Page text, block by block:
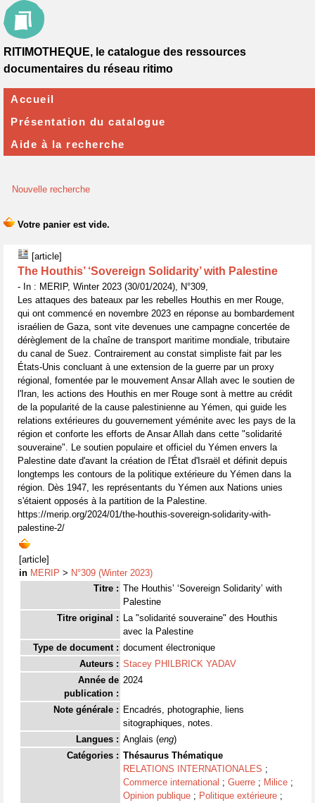
Nouvelle recherche
[article]
The Houthis’ ‘Sovereign Solidarity’ with Palestine
- In : MERIP, Winter 2023 (30/01/2024), N°309,
Les attaques des bateaux par les rebelles Houthis en mer Rouge,
qui ont commencé en novembre 2023 en réponse au bombardement
israélien de Gaza, sont vite devenues une campagne concertée de
dérèglement de la chaîne de transport maritime mondiale, tributaire
du canal de Suez. Contrairement au constat simpliste fait par les
États-Unis concluant à une extension de la guerre par un proxy
régional, fomentée par le mouvement Ansar Allah avec le soutien de
l'Iran, les actions des Houthis en mer Rouge sont à mettre au crédit
de la popularité de la cause palestinienne au Yémen, qui guide les
relations extérieures du gouvernement yéménite avec les pays de la
région et conforte les efforts de Ansar Allah dans cette "solidarité
souveraine". Le soutien populaire et officiel du Yémen envers la
Palestine date d'avant la création de l'État d'Israël et définit depuis
longtemps les contours de la politique extérieure du Yémen dans la
région. Dès 1947, les représentants du Yémen aux Nations unies
s'étaient opposés à la partition de la Palestine.
https://merip.org/2024/01/the-houthis-sovereign-solidarity-with-
palestine-2/
[article]
in MERIP > N°309 (Winter 2023)
Titre : The Houthis’ ‘Sovereign Solidarity’ with
Palestine
Titre original : La "solidarité souveraine" des Houthis
avec la Palestine
Type de document : document électronique
Auteurs : Stacey PHILBRICK YADAV
Année de
publication :
2024
Note générale : Encadrés, photographie, liens
sitographiques, notes.
Langues : Anglais (eng)
Catégories : Thésaurus Thématique
RELATIONS INTERNATIONALES ;
Commerce international ; Guerre ; Milice ;
Opinion publique ; Politique extérieure ;
RITIMOTHEQUE, le catalogue des ressources
documentaires du réseau ritimo
Accueil
Présentation du catalogue
Aide à la recherche